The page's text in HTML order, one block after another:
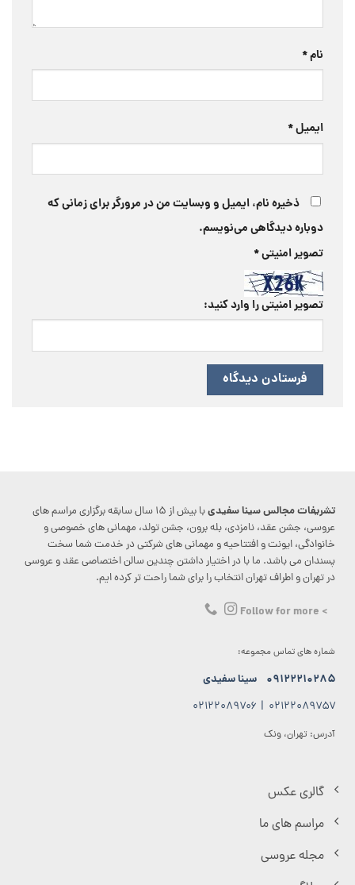
نام*
ایمیل*
ذخیره نام، ایمیل و وبسایت من در مرورگر برای زمانی که
دوباره دیدگاهی می‌نویسم.
تصویر امنیتی*
تصویر امنیتی را وارد کنید:
تشریفات مجالس سینا سفیدی
با بیش از ۱۵ سال سابقه برگزاری مراسم های
عروسی، جشن عقد، نامزدی، بله برون، جشن تولد، مهمانی های خصوصی و
خانوادگی، ایونت و افتتاحیه و مهمانی های شرکتی در خدمت شما سخت
پسندان می باشد. ما با در اختیار داشتن چندین سالن اختصاصی عقد و عروسی
در تهران و اطراف تهران انتخاب را برای شما راحت تر کرده ایم.
> Follow for more
شماره های تماس مجموعه:
۰۹۱۲۲۲۱۰۲۸۵ سینا سفیدی
۰۲۱۲۲۰۸۹۷۵۷ | ۰۲۱۲۲۰۸۹۷۰۶
آدرس: تهران، ونک
گالری عکس
مراسم های ما
مجله عروسی